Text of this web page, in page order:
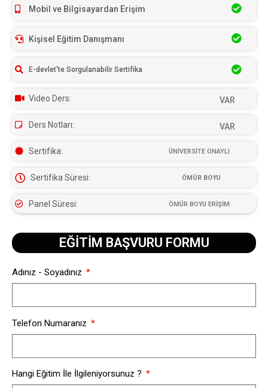
Mobil ve Bilgisayardan Erişim
Kişisel Eğitim Danışmanı
E-devlet'te Sorgulanabilir Sertifika
Video Ders: VAR
Ders Notları: VAR
Sertifika: ÜNİVERSİTE ONAYLI
Sertifika Süresi: ÖMÜR BOYU
Panel Süresi: ÖMÜR BOYU ERİŞİM
EĞİTİM BAŞVURU FORMU​
Adınız - Soyadınız
Telefon Numaranız
Hangi Eğitim İle İlgileniyorsunuz ?